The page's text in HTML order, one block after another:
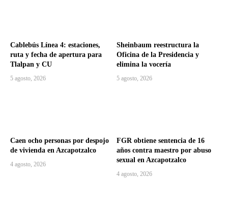
Cablebús Línea 4: estaciones,
ruta y fecha de apertura para
Tlalpan y CU
5 agosto, 2026
Sheinbaum reestructura la
Oficina de la Presidencia y
elimina la vocería
5 agosto, 2026
Caen ocho personas por despojo
de vivienda en Azcapotzalco
4 agosto, 2026
FGR obtiene sentencia de 16
años contra maestro por abuso
sexual en Azcapotzalco
4 agosto, 2026